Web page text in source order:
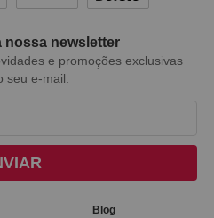
nossa newsletter
e promoções exclusivas
seu e-mail.
Blog